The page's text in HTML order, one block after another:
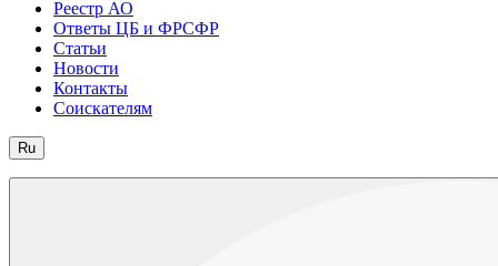
Реестр АО
Ответы ЦБ и ФРСФР
Статьи
Новости
Контакты
Соискателям
Ru